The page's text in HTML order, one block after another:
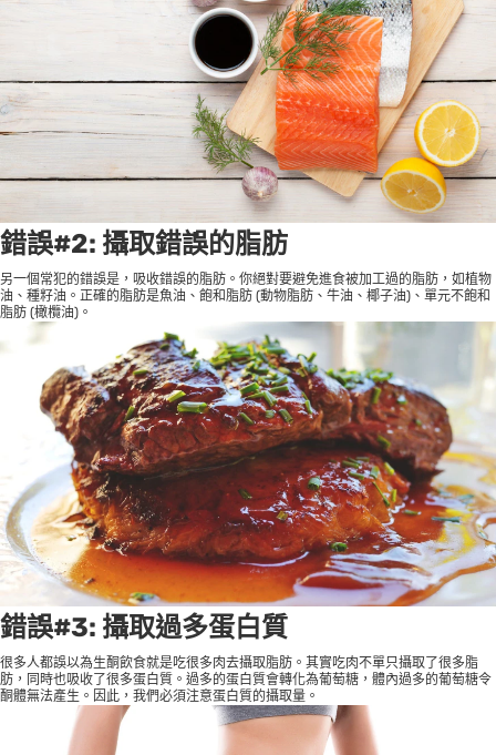
錯誤#2: 攝取錯誤的脂肪
另一個常犯的錯誤是，吸收錯誤的脂肪。你絕對要避免進食被加工過的脂肪，如植物
油、種籽油。正確的脂肪是魚油、飽和脂肪 (動物脂肪、牛油、椰子油)、單元不飽和
脂肪 (橄欖油)。
錯誤#3: 攝取過多蛋白質
很多人都誤以為生酮飲食就是吃很多肉去攝取脂肪。其實吃肉不單只攝取了很多脂
肪，同時也吸收了很多蛋白質。過多的蛋白質會轉化為葡萄糖，體內過多的葡萄糖令
酮體無法產生。因此，我們必須注意蛋白質的攝取量。